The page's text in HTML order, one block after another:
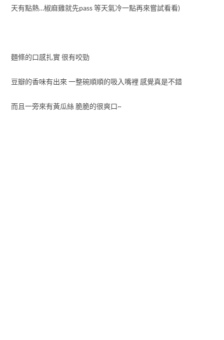
天有點熱…椒麻雞就先pass 等天氣冷一點再來嘗試看看)
麵條的口感扎實 很有咬勁
豆瓣的香味有出來 一整碗順順的吸入嘴裡 感覺真是不錯
而且一旁來有黃瓜絲 脆脆的很爽口~